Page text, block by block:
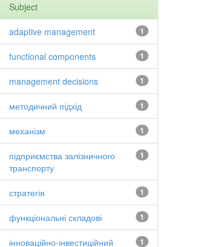
Subject
1
adaptive management
1
functional components
1
management decisions
1
методичний підхід
1
механізм
1
підприємства залізничного
транспорту
1
стратегія
1
функціональні складові
1
інноваційно-інвестиційний